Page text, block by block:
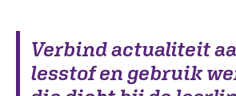
Verbind actualiteit
lesstof en gebruik